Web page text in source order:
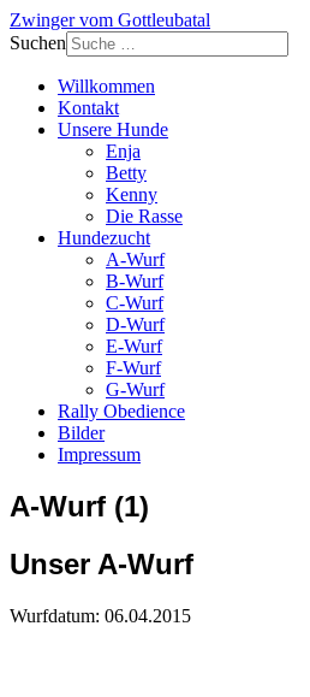
Zwinger vom Gottleubatal
Suchen
Willkommen
Kontakt
Unsere Hunde
Enja
Betty
Kenny
Die Rasse
Hundezucht
A-Wurf
B-Wurf
C-Wurf
D-Wurf
E-Wurf
F-Wurf
G-Wurf
Rally Obedience
Bilder
Impressum
A-Wurf (1)
Unser A-Wurf
Wurfdatum: 06.04.2015